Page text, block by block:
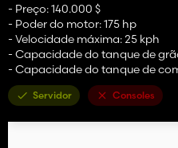
- Preço: 140.000 $
- Poder do motor: 175 hp
- Velocidade máxima: 25 kph
- Capacidade do tanque de
- Capacidade do tanque de
Servidor Consoles